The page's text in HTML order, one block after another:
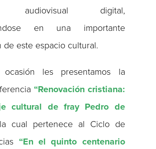
audiovisual digital,
en una importante
de este espacio cultural.
les presentamos la
“Renovación cristiana:
cultural de fray Pedro de
cual pertenece al Ciclo de
“En el quinto centenario